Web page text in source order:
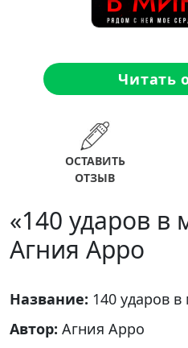
Читать
ОСТАВИТЬ
ОТЗЫВ
«140 ударов в
Агния Арро
Название: 140 ударов в
Автор: Агния Арро